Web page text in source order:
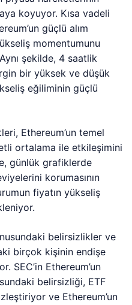
koyuyor. Kısa vadeli
güçlü alım
momentumunu
şekilde, 4 saatlik
bir yüksek ve düşük
eğiliminin güçlü
Ethereum’un temel
ortalama ile etkileşimini
günlük grafiklerde
korumasının
fiyatın yükseliş
belirsizlikler ve
birçok kişinin endişe
SEC’in Ethereum’un
belirsizliği, ETF
ve Ethereum’un